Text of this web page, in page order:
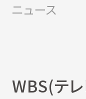
ニュース
WBS(テ